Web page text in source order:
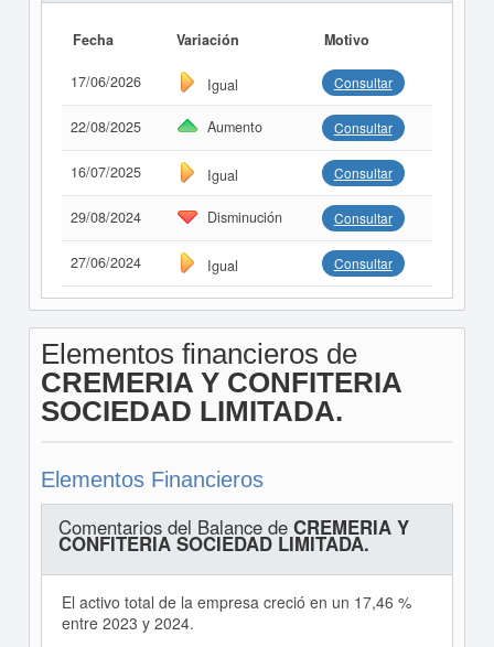
Fecha Variación Motivo
17/06/2026 Igual Consultar
22/08/2025 Aumento Consultar
16/07/2025 Igual Consultar
29/08/2024 Disminución Consultar
27/06/2024 Igual Consultar
Elementos financieros de
CREMERIA Y CONFITERIA
SOCIEDAD LIMITADA.
Elementos Financieros
Comentarios del Balance de CREMERIA Y
CONFITERIA SOCIEDAD LIMITADA.
El activo total de la empresa creció en un 17,46 %
entre 2023 y 2024.